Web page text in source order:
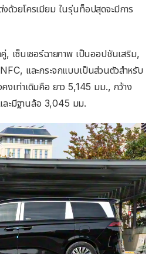
ด้วยโครเมียม ในรุ่นท็อปสุดจะมีการ
, เซ็นเซอร์ฉายภาพ เป็นออปชันเสริม,
และกระจกแบบเป็นส่วนตัวสำหรับ
งเท่าเดิมคือ ยาว 5,145 มม., กว้าง
ะมีฐานล้อ 3,045 มม.